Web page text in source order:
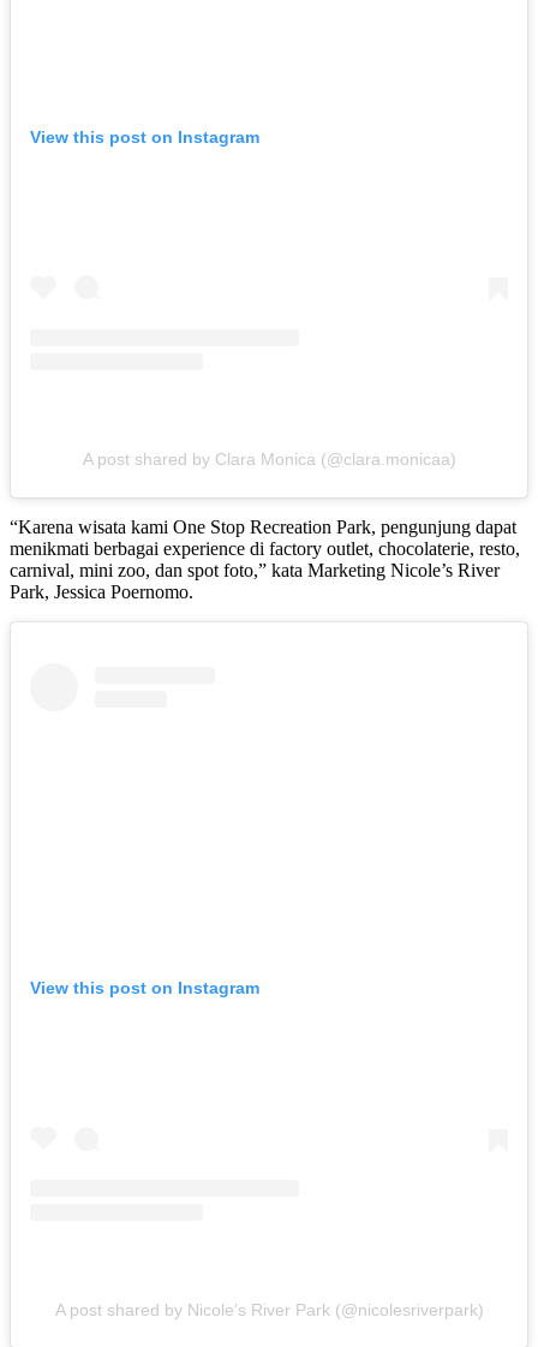
View this post on Instagram
A post shared by Clara Monica (@clara.monicaa)
“Karena wisata kami One Stop Recreation Park, pengunjung dapat
menikmati berbagai experience di factory outlet, chocolaterie, resto,
carnival, mini zoo, dan spot foto,” kata Marketing Nicole’s River
Park, Jessica Poernomo.
View this post on Instagram
A post shared by Nicole’s River Park (@nicolesriverpark)